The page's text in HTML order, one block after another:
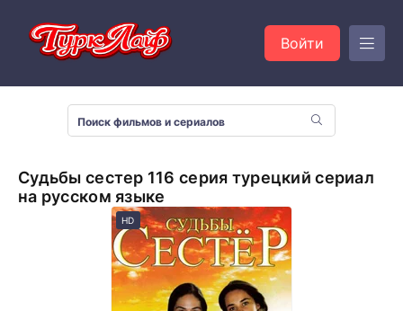
Войти
Судьбы сестер 116 серия турецкий сериал
на русском языке
HD